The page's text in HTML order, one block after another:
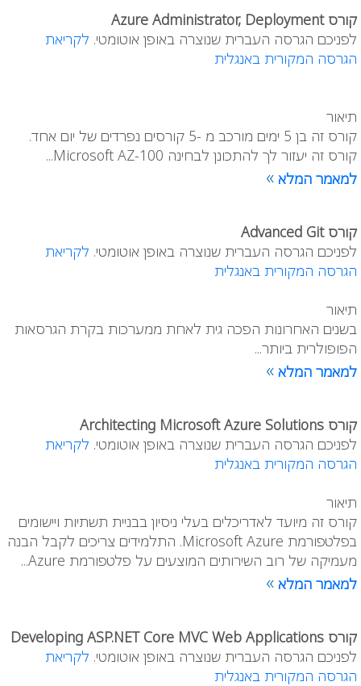
קורס Azure Administrator, Deployment
לפניכם הגרסה העברית שנוצרה באופן אוטומטי. לקריאת
הגרסה המקורית באנגלית
תיאור
קורס זה בן 5 ימים מורכב מ -5 קורסים נפרדים של יום אחד.
קורס זה יעזור לך להתכונן לבחינה Microsoft AZ-100...
למאמר המלא »
קורס Advanced Git
לפניכם הגרסה העברית שנוצרה באופן אוטומטי. לקריאת
הגרסה המקורית באנגלית
תיאור
בשנים האחרונות הפכה גית לאחת ממערכות בקרת הגרסאות
הפופולרית ביותר...
למאמר המלא »
קורס Architecting Microsoft Azure Solutions
לפניכם הגרסה העברית שנוצרה באופן אוטומטי. לקריאת
הגרסה המקורית באנגלית
תיאור
קורס זה מיועד לאדריכלים בעלי ניסיון בבניית תשתיות ויישומים
בפלטפורמת Microsoft Azure. התלמידים צריכים לקבל הבנה
מעמיקה של רוב השירותים המוצעים על פלטפורמת Azure...
למאמר המלא »
קורס Developing ASP.NET Core MVC Web Applications
לפניכם הגרסה העברית שנוצרה באופן אוטומטי. לקריאת
הגרסה המקורית באנגלית